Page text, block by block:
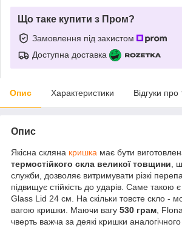
Що таке купити з Пром?
Замовлення під захистом
Доступна доставка
Опис Характеристики Відгуки про
Опис
Якісна скляна кришка має бути
термостійкого скла великої товщини ,
служби, дозволяє витримувати різкі
підвищує стійкість до ударів. Саме такою
Glass Lid 24 см. На скільки товсте скло -
вагою кришки. Маючи вагу 530 грам ,
чверть важча за деякі кришки